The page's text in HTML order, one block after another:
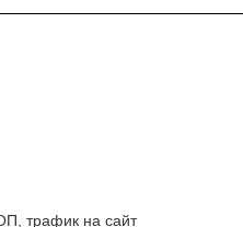
трафик на сайт